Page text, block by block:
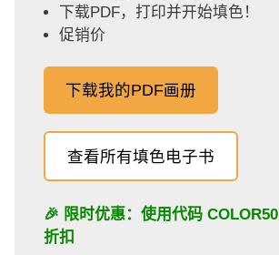
下载PDF，打印并开始填色！
促销价
下载我的PDF画册
查看所有填色电子书
🎉 限时优惠：使用代码 COLOR50
折扣